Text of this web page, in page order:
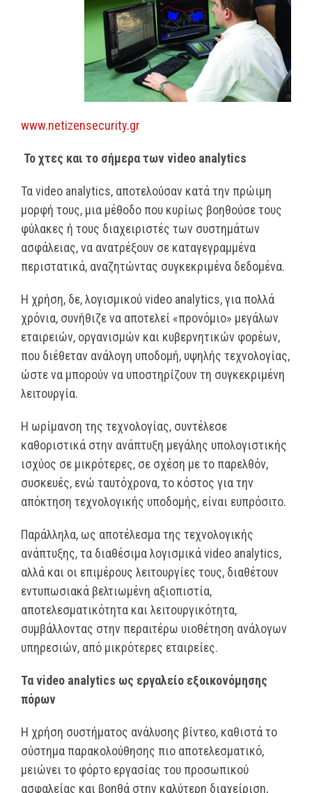
www.netizensecurity.gr
Το χτες και το σήμερα τωνvideo analytics
Τα video analytics, αποτελούσαν κατά την πρώιμη
μορφή τους, μια μέθοδο που κυρίως βοηθούσε τους
φύλακες ή τους διαχειριστές των συστημάτων
ασφάλειας, να ανατρέξουν σε καταγεγραμμένα
περιστατικά, αναζητώντας συγκεκριμένα δεδομένα.
Η χρήση, δε, λογισμικού video analytics, για πολλά
χρόνια, συνήθιζε να αποτελεί «προνόμιο» μεγάλων
εταιρειών, οργανισμών και κυβερνητικών φορέων,
που διέθεταν ανάλογη υποδομή, υψηλής τεχνολογίας,
ώστε να μπορούν να υποστηρίζουν τη συγκεκριμένη
λειτουργία.
Η ωρίμανση της τεχνολογίας, συντέλεσε
καθοριστικά στην ανάπτυξη μεγάλης υπολογιστικής
ισχύος σε μικρότερες, σε σχέση με το παρελθόν,
συσκευές, ενώ ταυτόχρονα, το κόστος για την
απόκτηση τεχνολογικής υποδομής, είναι ευπρόσιτο.
Παράλληλα, ως αποτέλεσμα της τεχνολογικής
ανάπτυξης, τα διαθέσιμα λογισμικά video analytics,
αλλά και οι επιμέρους λειτουργίες τους, διαθέτουν
εντυπωσιακά βελτιωμένη αξιοπιστία,
αποτελεσματικότητα και λειτουργικότητα,
συμβάλλοντας στην περαιτέρω υιοθέτηση ανάλογων
υπηρεσιών, από μικρότερες εταιρείες.
Ταvideo analytics ως εργαλείο εξοικονόμησης
πόρων
Η χρήση συστήματος ανάλυσης βίντεο, καθιστά το
σύστημα παρακολούθησης πιο αποτελεσματικό,
μειώνει το φόρτο εργασίας του προσωπικού
ασφαλείας και βοηθά στην καλύτερη διαχείριση,